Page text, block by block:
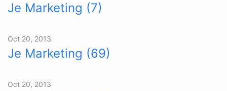
Je Marketing (7)
Oct 20, 2013
Je Marketing (69)
Oct 20, 2013